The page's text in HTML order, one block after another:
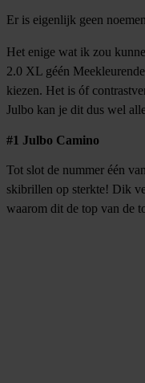
Er is eigenlijk geen
Het enige wat ik zou
2.0 XL géén Meekleurende
kiezen. Het is óf
Julbo kan je dit dus wel
#1 Julbo Camino
Tot slot de nummer één
skibrillen op sterkte! Dik
waarom dit de top van de